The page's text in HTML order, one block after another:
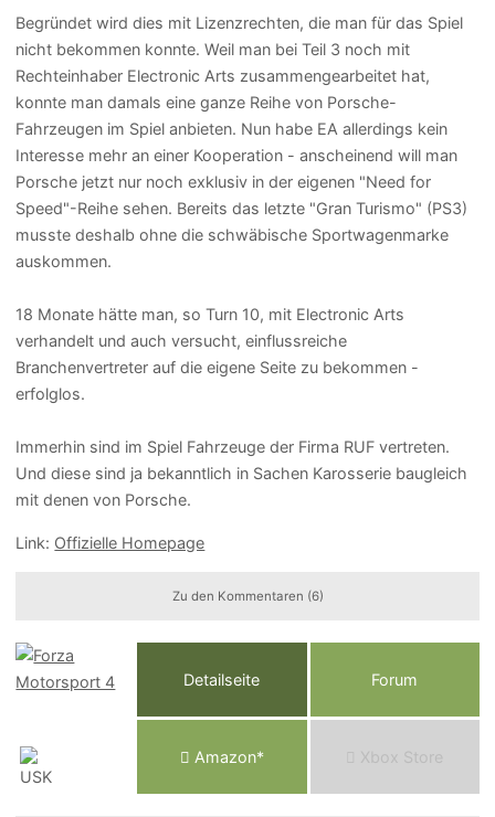
Begründet wird dies mit Lizenzrechten, die man für das Spiel
nicht bekommen konnte. Weil man bei Teil 3 noch mit
Rechteinhaber Electronic Arts zusammengearbeitet hat,
konnte man damals eine ganze Reihe von Porsche-
Fahrzeugen im Spiel anbieten. Nun habe EA allerdings kein
Interesse mehr an einer Kooperation - anscheinend will man
Porsche jetzt nur noch exklusiv in der eigenen "Need for
Speed"-Reihe sehen. Bereits das letzte "Gran Turismo" (PS3)
musste deshalb ohne die schwäbische Sportwagenmarke
auskommen.
18 Monate hätte man, so Turn 10, mit Electronic Arts
verhandelt und auch versucht, einflussreiche
Branchenvertreter auf die eigene Seite zu bekommen -
erfolglos.
Immerhin sind im Spiel Fahrzeuge der Firma RUF vertreten.
Und diese sind ja bekanntlich in Sachen Karosserie baugleich
mit denen von Porsche.
Link: Offizielle Homepage
Zu den Kommentaren (6)
Detailseite Forum
Amazon* Xbox Store